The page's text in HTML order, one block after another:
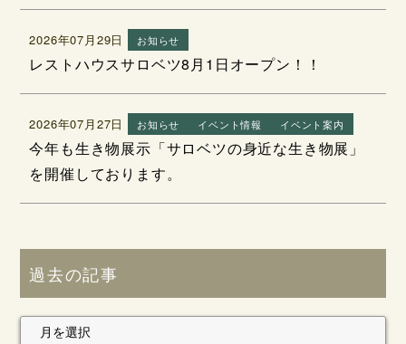
2026年07月29日 お知らせ
レストハウスサロベツ8月1日オープン！！
2026年07月27日 お知らせ イベント情報 イベント案内
今年も生き物展示「サロベツの身近な生き物展」
を開催しております。
過去の記事